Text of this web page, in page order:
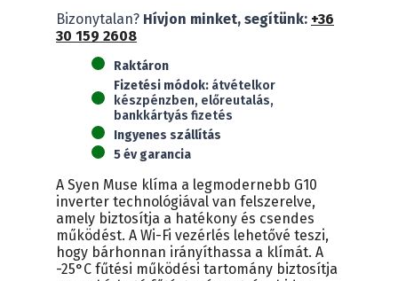
SOH09MU-
E32DA1A2
(2,7kW)
mennyiség
Bizonytalan? Hívjon minket, segítünk: +36
30 159 2608
Raktáron
Fizetési módok: átvételkor
készpénzben, előreutalás,
bankkártyás fizetés
Ingyenes szállítás
5 év garancia
A Syen Muse klíma a legmodernebb G10
inverter technológiával van felszerelve,
amely biztosítja a hatékony és csendes
működést. A Wi-Fi vezérlés lehetővé teszi,
hogy bárhonnan irányíthassa a klímát. A
-25°C fűtési működési tartomány biztosítja